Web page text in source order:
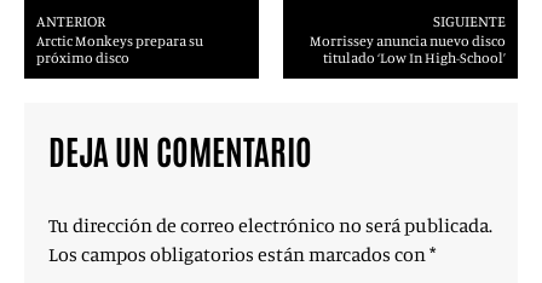
ANTERIOR
Arctic Monkeys prepara su
próximo disco
SIGUIENTE
Morrissey anuncia nuevo disco
titulado ‘Low In High-School’
DEJA UN COMENTARIO
Tu dirección de correo electrónico no será publicada.
Los campos obligatorios están marcados con*